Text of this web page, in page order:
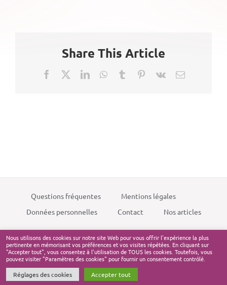
Share This Article
Facebook LinkedInWhatsApp
TumblrPinterest
Vk Email
Questions fréquentes
Mentions légales
Données personnelles
Contact Nos articles
Nos données sont constamment actualisées et proviennent du
BODACC, de l'INSEE et de entreprise.data.gouv.fr
Nous utilisons des cookies sur notre site Web pour vous offrir l'expérience la plus
pertinente en mémorisant vos préférences et vos visites répétées. En cliquant sur
"Accepter tout", vous consentez à l'utilisation de TOUS les cookies. Toutefois, vous
pouvez visiter "Paramètres des cookies" pour fournir un consentement contrôlé.
Réglages des cookies
Accepter tout